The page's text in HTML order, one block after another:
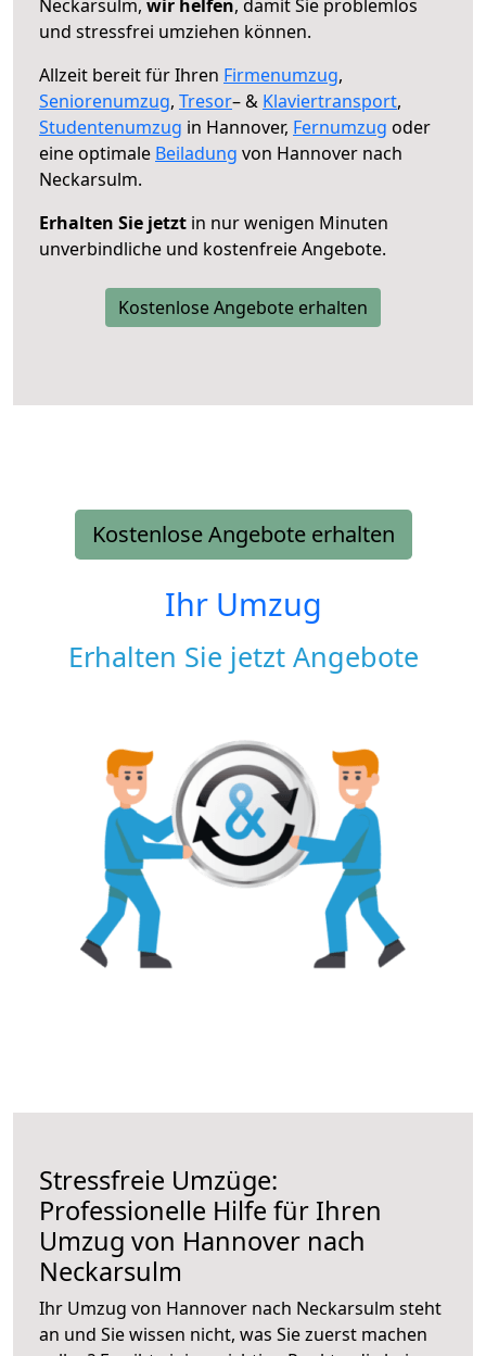
Neckarsulm, wir helfen, damit Sie problemlos
und stressfrei umziehen können.
Allzeit bereit für Ihren Firmenumzug,
Seniorenumzug, Tresor– & Klaviertransport,
Studentenumzug in Hannover, Fernumzug oder
eine optimale Beiladung von Hannover nach
Neckarsulm.
Erhalten Sie jetzt in nur wenigen Minuten
unverbindliche und kostenfreie Angebote.
Kostenlose Angebote erhalten
Kostenlose Angebote erhalten
Ihr Umzug
Erhalten Sie jetzt Angebote
Stressfreie Umzüge:
Professionelle Hilfe für Ihren
Umzug von Hannover nach
Neckarsulm
Ihr Umzug von Hannover nach Neckarsulm steht
an und Sie wissen nicht, was Sie zuerst machen